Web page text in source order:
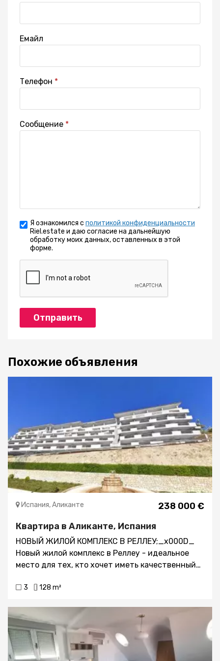
Емайл
Телефон
Сообщение
Я ознакомился с политикой конфиденциальности
Riel.estate и даю согласие на дальнейшую
обработку моих данных, оставленных в этой
форме.
Отправить
Похожие объявления
238 000 €
Испания, Аликанте
Квартира в Аликанте, Испания
НОВЫЙ ЖИЛОЙ КОМПЛЕКС В РЕЛЛЕУ;_x000D_
Новый жилой комплекс в Реллеу - идеальное
место для тех, кто хочет иметь качественный
услугами по соседству. ;_x000D_ Здание
подвале есть 69 парковочных мест и 42
кладовые. На первом этаже находится крытый
бассейн с подогревом, большая комната для
использования всеми владельцами и два
3 128 m²